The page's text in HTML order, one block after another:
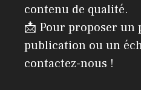
contenu de qualité.
📩 Pour proposer un
publication ou un
contactez-nous !